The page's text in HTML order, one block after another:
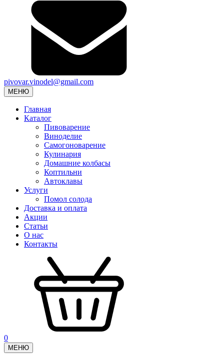
pivovar.vinodel@gmail.com
МЕНЮ
Главная
Каталог
Пивоварение
Виноделие
Самогоноварение
Кулинария
Домашние колбасы
Коптильни
Автоклавы
Услуги
Помол солода
Доставка и оплата
Акции
Статьи
О нас
Контакты
0
МЕНЮ